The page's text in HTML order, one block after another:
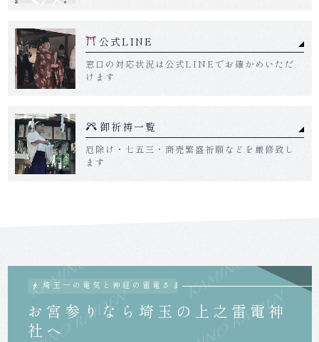
よくある御質問
参拝者の声
コラム
お問い合わせ
公式LINE
窓口の対応状況は公式LINEでお確かめいただ
けます
御祈祷一覧
厄除け・七五三・商売繁盛祈願などを厳修致し
ます
お宮参りなら埼玉の上之雷電神
社へ